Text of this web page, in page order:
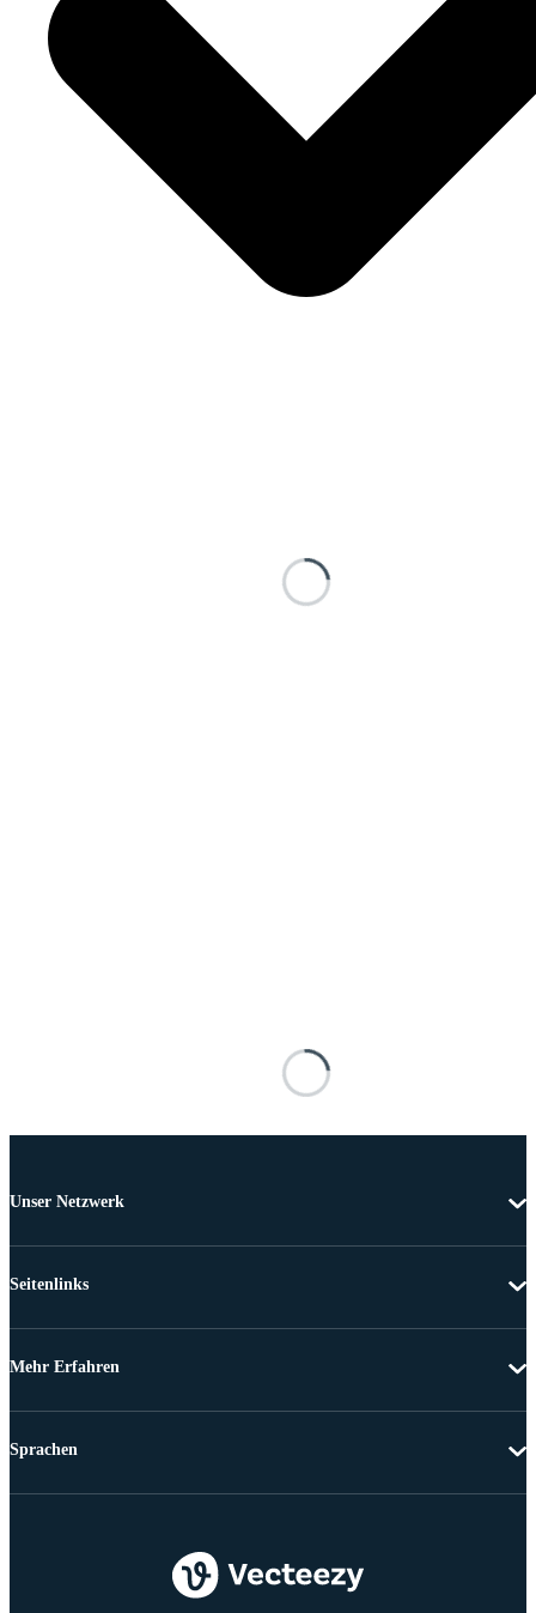
Unser Netzwerk
Seitenlinks
Mehr Erfahren
Sprachen